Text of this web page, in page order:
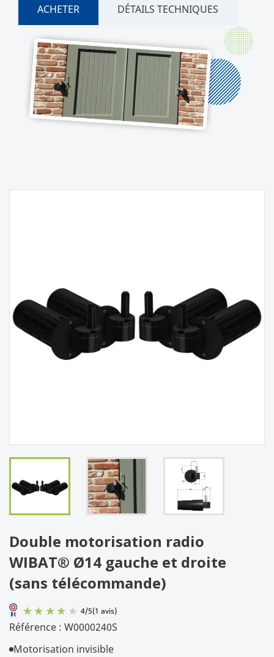
ACHETER DÉTAILS TECHNIQUES
Double motorisation radio
WIBAT® Ø14 gauche et droite
(sans télécommande)
Référence : W0000240S
Motorisation invisible